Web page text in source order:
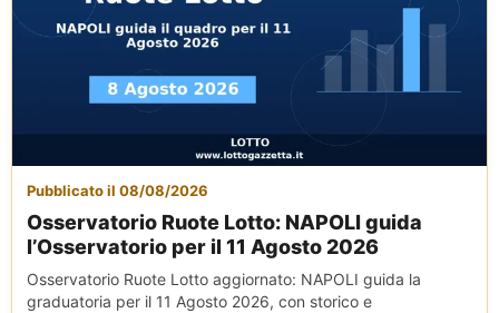
Pubblicato il 08/08/2026
Osservatorio Ruote Lotto: NAPOLI guida
l’Osservatorio per il 11 Agosto 2026
Osservatorio Ruote Lotto aggiornato: NAPOLI guida la
graduatoria per il 11 Agosto 2026, con storico e